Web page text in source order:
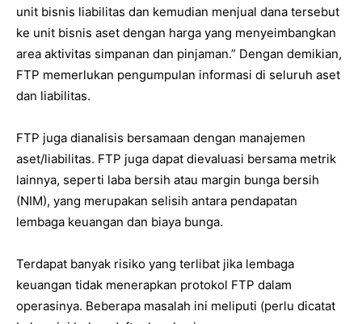
unit bisnis liabilitas dan kemudian menjual dana tersebut
ke unit bisnis aset dengan harga yang menyeimbangkan
area aktivitas simpanan dan pinjaman.” Dengan demikian,
FTP memerlukan pengumpulan informasi di seluruh aset
dan liabilitas.
FTP juga dianalisis bersamaan dengan manajemen
aset/liabilitas. FTP juga dapat dievaluasi bersama metrik
lainnya, seperti laba bersih atau margin bunga bersih
(NIM), yang merupakan selisih antara pendapatan
lembaga keuangan dan biaya bunga.
Terdapat banyak risiko yang terlibat jika lembaga
keuangan tidak menerapkan protokol FTP dalam
operasinya. Beberapa masalah ini meliputi (perlu dicatat